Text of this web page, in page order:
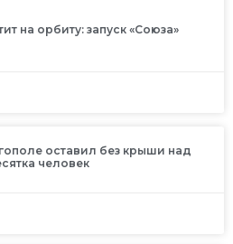
на орбиту: запуск «Союза»
оставил без крыши над
человек